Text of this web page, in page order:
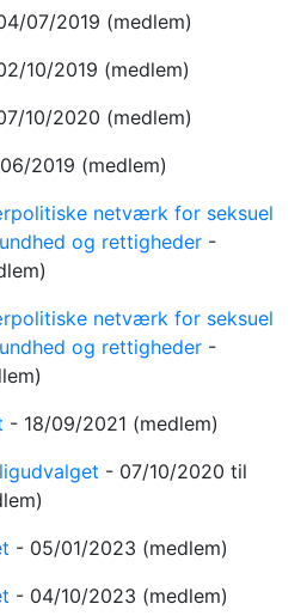
07/2019 (medlem)
10/2019 (medlem)
10/2020 (medlem)
2019 (medlem)
netværk for seksuel
og rettigheder -
netværk for seksuel
og rettigheder -
- 18/09/2021 (medlem)
- 07/10/2020 til
- 05/01/2023 (medlem)
- 04/10/2023 (medlem)